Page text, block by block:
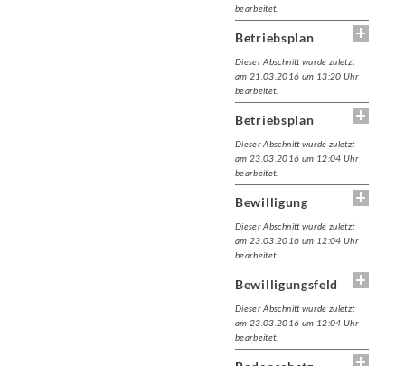
bearbeitet.
Betriebsplan
Dieser Abschnitt wurde zuletzt
am 21.03.2016 um 13:20 Uhr
bearbeitet.
Betriebsplan
Dieser Abschnitt wurde zuletzt
am 23.03.2016 um 12:04 Uhr
bearbeitet.
Bewilligung
Dieser Abschnitt wurde zuletzt
am 23.03.2016 um 12:04 Uhr
bearbeitet.
Bewilligungsfeld
Dieser Abschnitt wurde zuletzt
am 23.03.2016 um 12:04 Uhr
bearbeitet.